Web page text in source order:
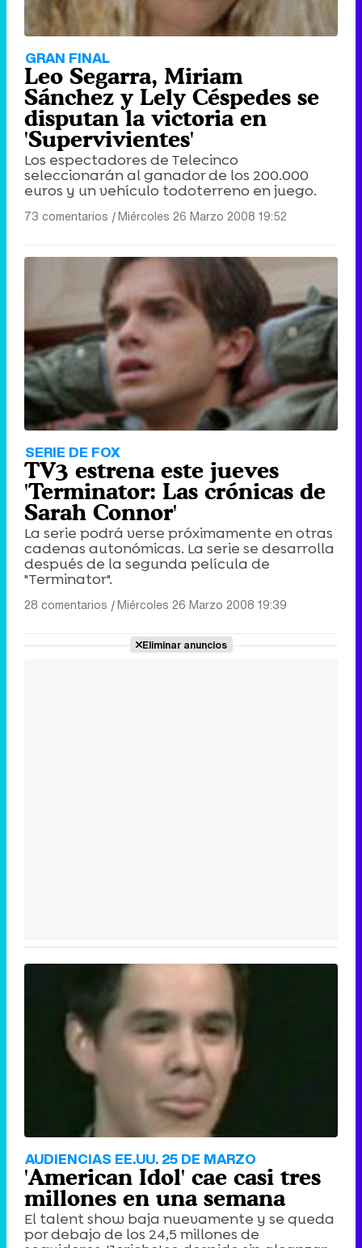
GRAN FINAL
Leo Segarra, Miriam
Sánchez y Lely Céspedes se
disputan la victoria en
'Supervivientes'
Los espectadores de Telecinco
seleccionarán al ganador de los 200.000
euros y un vehículo todoterreno en juego.
73 comentarios |Miércoles 26 Marzo 2008 19:52
SERIE DE FOX
TV3 estrena este jueves
'Terminator: Las crónicas de
Sarah Connor'
La serie podrá verse próximamente en otras
cadenas autonómicas. La serie se desarrolla
después de la segunda película de
"Terminator".
28 comentarios |Miércoles 26 Marzo 2008 19:39
Eliminar anuncios
AUDIENCIAS EE.UU. 25 DE MARZO
'American Idol' cae casi tres
millones en una semana
El talent show baja nuevamente y se queda
por debajo de los 24,5 millones de